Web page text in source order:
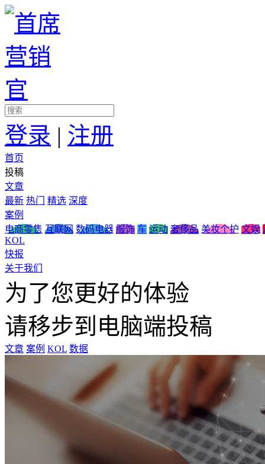
登录 | 注册
首页
投稿
文章
最新 热门 精选 深度
案例
电商零售 互联网 数码电器 服饰 车 运动 奢侈品 美妆个护 文娱
KOL
快报
关于我们
为了您更好的体验
请移步到电脑端投稿
文章 案例 KOL 数据